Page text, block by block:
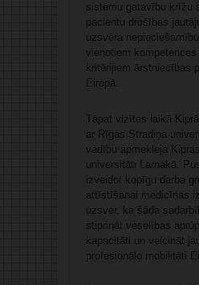
sistēmu gatavību krīžu
pacientu drošības
uzsvēra
vienotiem
kritērijiem ārstniecības
Eiropā.
Tāpat vizītes laikā
ar Rīgas Stradiņa
vadību apmeklēja
universitāti Larnakā.
izveidot kopīgu darba
attīstīšanai medicīnas
uzsver, ka šāda
stiprināt veselības
kapacitāti un veicināt
profesionālo mobilitāti